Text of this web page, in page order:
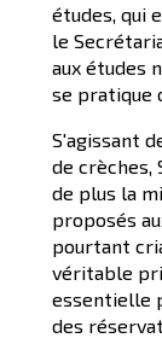
études, qui
le
aux études
se pratique
S'agissant
de crèches,
de plus la
proposés
pourtant
véritable
essentielle
des